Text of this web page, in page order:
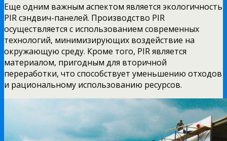
Еще одним важным аспектом является экологичность
PIR сэндвич-панелей. Производство PIR
осуществляется с использованием современных
технологий, минимизирующих воздействие на
окружающую среду. Кроме того, PIR является
материалом, пригодным для вторичной
переработки, что способствует уменьшению отходов
и рациональному использованию ресурсов.